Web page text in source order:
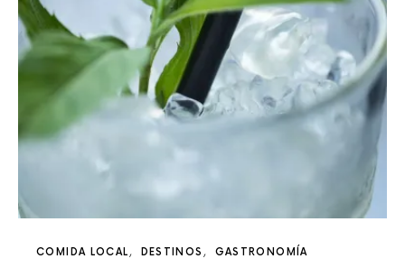
COMIDA LOCAL DESTINOS GASTRONOMÍA